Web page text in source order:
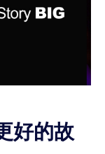
好的故